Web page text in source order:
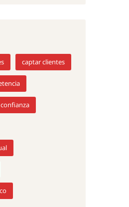
captar clientes
confianza